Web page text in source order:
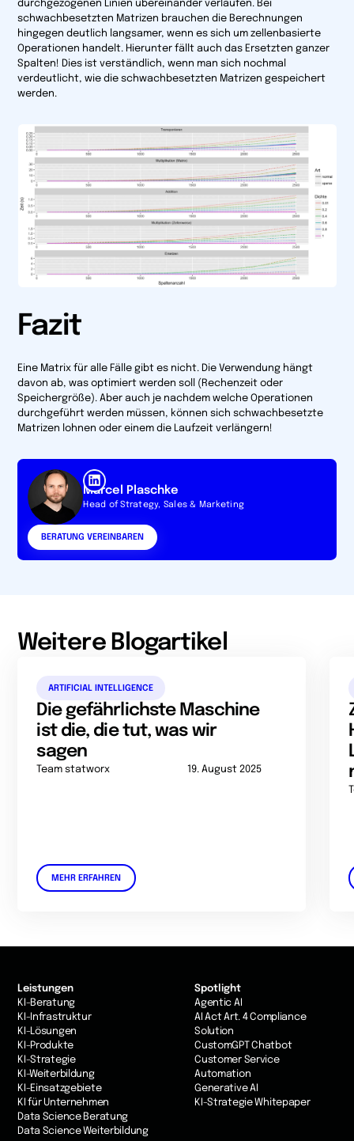
durchgezogenen Linien übereinander verlaufen. Bei
schwachbesetzten Matrizen brauchen die Berechnungen
hingegen deutlich langsamer, wenn es sich um zellenbasierte
Operationen handelt. Hierunter fällt auch das Ersetzten ganzer
Spalten! Dies ist verständlich, wenn man sich nochmal
verdeutlicht, wie die schwachbesetzten Matrizen gespeichert
werden.
Fazit
Eine Matrix für alle Fälle gibt es nicht. Die Verwendung hängt
davon ab, was optimiert werden soll (Rechenzeit oder
Speichergröße). Aber auch je nachdem welche Operationen
durchgeführt werden müssen, können sich schwachbesetzte
Matrizen lohnen oder einem die Laufzeit verlängern!
Marcel Plaschke
Head of Strategy, Sales & Marketing
BERATUNG VEREINBAREN
Weitere Blogartikel
ARTIFICIAL INTELLIGENCE
Die gefährlichste Maschine
ist die, die tut, was wir
sagen
Team statworx 19. August 2025
MEHR ERFAHREN
Leistungen
KI-Beratung
KI-Infrastruktur
KI-Lösungen
KI-Produkte
KI-Strategie
KI-Weiterbildung
KI-Einsatzgebiete
KI für Unternehmen
Data Science Beratung
Data Science Weiterbildung
Spotlight
Agentic AI
AI Act Art. 4 Compliance
Solution
CustomGPT Chatbot
Customer Service
Automation
Generative AI
KI-Strategie Whitepaper